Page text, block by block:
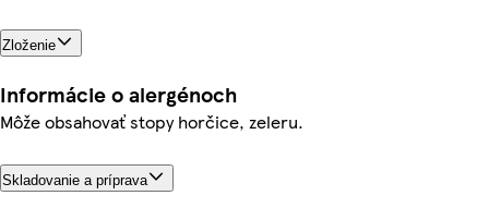
Zloženie
Informácie o alergénoch
Môže obsahovať stopy horčice, zeleru.
Skladovanie a príprava